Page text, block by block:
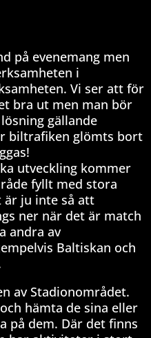
på evenemang men
i
Vi ser att för
bra ut men man bör
gällande
biltrafiken glömts bort
utveckling kommer
fyllt med stora
är ju inte så att
ner när det är match
andra av
Baltiskan och
av Stadionområdet.
hämta de sina eller
på dem. Där det finns